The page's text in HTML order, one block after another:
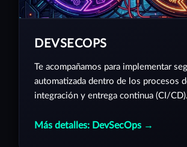
DEVSECOPS
Te acompañamos para implementar
automatizada dentro de los procesos
integración y entrega continua (CI/CD).
Más detalles: DevSecOps →